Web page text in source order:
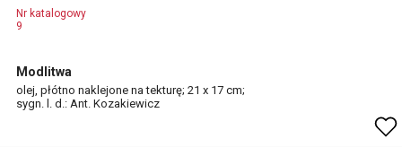
Nr katalogowy
9
Modlitwa
olej, płótno naklejone na tekturę; 21 x 17 cm;
sygn. l. d.: Ant. Kozakiewicz